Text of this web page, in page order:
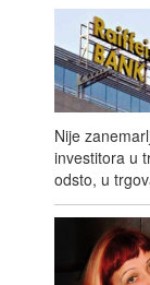
Nije
investitora u
odsto, u